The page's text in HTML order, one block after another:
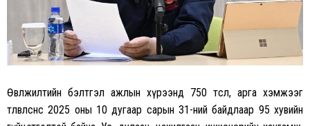
Өвөлжилтийн бэлтгэл ажлын хүрээнд 750 төсөл, арга хэмжээг
төлөвлөснөөс 2025 оны 10 дугаар сарын 31-ний байдлаар 95 хувийн